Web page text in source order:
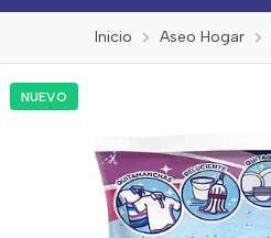
Inicio Aseo Hogar
NUEVO